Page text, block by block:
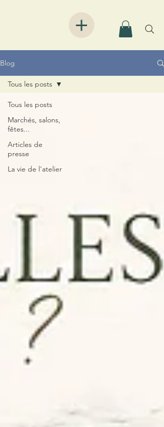
Blog
Tous les posts
Marchés, salons,
fêtes...
Articles de
presse
La vie de l'atelier
Tous les posts